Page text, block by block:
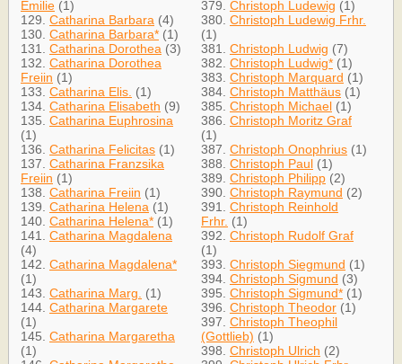
Emilie (1)
129. Catharina Barbara (4)
130. Catharina Barbara* (1)
131. Catharina Dorothea (3)
132. Catharina Dorothea
Freiin (1)
133. Catharina Elis. (1)
134. Catharina Elisabeth (9)
135. Catharina Euphrosina
(1)
136. Catharina Felicitas (1)
137. Catharina Franzsika
Freiin (1)
138. Catharina Freiin (1)
139. Catharina Helena (1)
140. Catharina Helena* (1)
141. Catharina Magdalena
(4)
142. Catharina Magdalena*
(1)
143. Catharina Marg.
(1)
144. Catharina Margarete
(1)
145. Catharina Margaretha
(1)
379. Christoph Ludewig (1)
380. Christoph Ludewig Frhr.
(1)
381. Christoph Ludwig (7)
382. Christoph Ludwig* (1)
383. Christoph Marquard (1)
384. Christoph Matthäus (1)
385. Christoph Michael (1)
386. Christoph Moritz Graf
(1)
387. Christoph Onophrius (1)
388. Christoph Paul (1)
389. Christoph Philipp (2)
390. Christoph Raymund (2)
391. Christoph Reinhold
Frhr. (1)
392. Christoph Rudolf Graf
(1)
393. Christoph Siegmund (1)
394. Christoph Sigmund (3)
395. Christoph Sigmund* (1)
396. Christoph Theodor (1)
397. Christoph Theophil
(Gottlieb) (1)
398. Christoph Ulrich (2)